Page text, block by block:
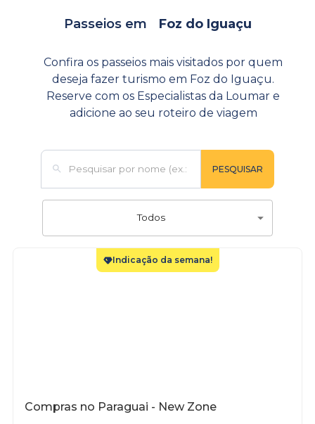
Passeios em ﾠFoz do Iguaçu
Confira os passeios mais visitados por quem
deseja fazer turismo em Foz do Iguaçu.
Reserve com os Especialistas da Loumar e
adicione ao seu roteiro de viagem
PESQUISAR
Todos
Indicação da semana!
Compras no Paraguai - New Zone